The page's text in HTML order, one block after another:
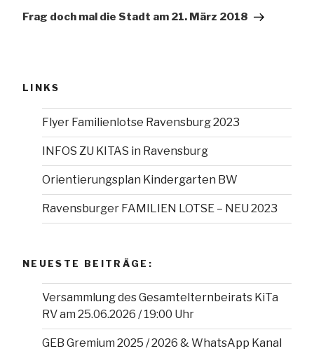
Frag doch mal die Stadt am 21. März 2018
LINKS
Flyer Familienlotse Ravensburg 2023
INFOS ZU KITAS in Ravensburg
Orientierungsplan Kindergarten BW
Ravensburger FAMILIEN LOTSE – NEU 2023
NEUESTE BEITRÄGE:
Versammlung des Gesamtelternbeirats KiTa
RV am 25.06.2026 / 19:00 Uhr
GEB Gremium 2025 / 2026 & WhatsApp Kanal